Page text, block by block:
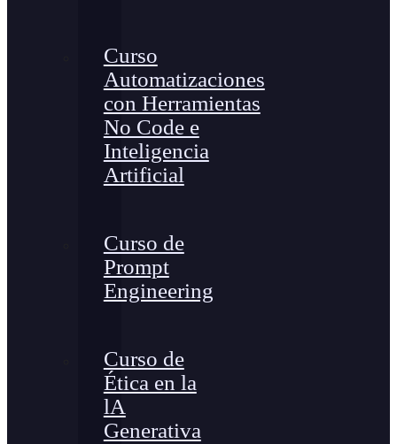
Curso
Automatizaciones
con Herramientas
No Code e
Inteligencia
Artificial
Curso de
Prompt
Engineering
Curso de
Ética en la
lA
Generativa